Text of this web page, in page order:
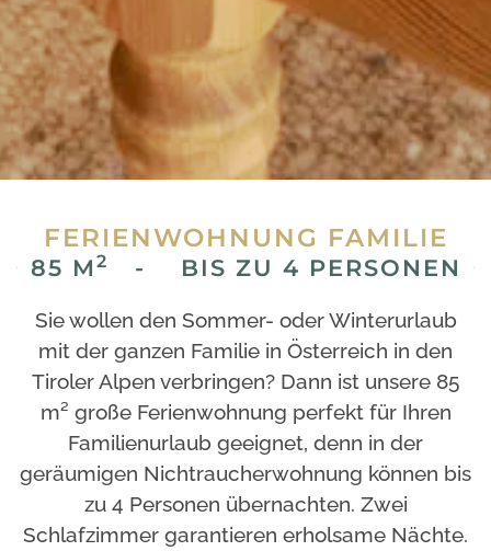
FERIENWOHNUNG FAMILIE
85 M 2 - BIS ZU 4 PERSONEN
Sie wollen den Sommer- oder Winterurlaub
mit der ganzen Familie in Österreich in den
Tiroler Alpen verbringen? Dann ist unsere 85
m² große Ferienwohnung perfekt für Ihren
Familienurlaub geeignet, denn in der
geräumigen Nichtraucherwohnung können bis
zu 4 Personen übernachten. Zwei
Schlafzimmer garantieren erholsame Nächte.